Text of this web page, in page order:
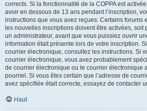
corrects. Si la fonctionnalité de la COPPA est
avoir en dessous de 13 ans pendant l’inscription,
instructions que vous avez reçues. Certains forums
les nouvelles inscriptions doivent être activées, soit
un administrateur, avant que vous puissiez ouvrir
information était présente lors de votre inscription.
courrier électronique, consultez les instructions. Si
courrier électronique, vous avez probablement
de courrier électronique ou le courrier électronique
pourriel. Si vous êtes certain que l’adresse de
avez spécifiée était correcte, essayez de contacter
Haut